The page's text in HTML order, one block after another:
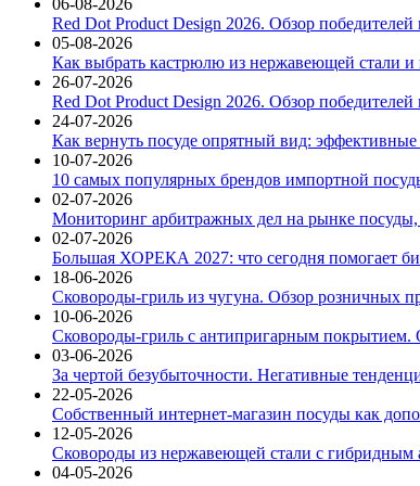
06-08-2026
Red Dot Product Design 2026. Обзор
05-08-2026
Как выбрать кастрюлю из нержавеющей стали и
26-07-2026
Red Dot Product Design 2026. Обзор
24-07-2026
Как вернуть посуде опрятный вид:
10-07-2026
10 самых популярных брендов импортной
02-07-2026
Мониторинг арбитражных дел на рынке посуды,
02-07-2026
Большая ХОРЕКА 2027: что сегодня помогает
18-06-2026
Сковороды-гриль из чугуна. Обзор розничных
10-06-2026
Сковороды-гриль с антипригарным
03-06-2026
За чертой безубыточности. Негативные
22-05-2026
Собственный интернет-магазин посуды как
12-05-2026
Сковороды из нержавеющей стали с
04-05-2026